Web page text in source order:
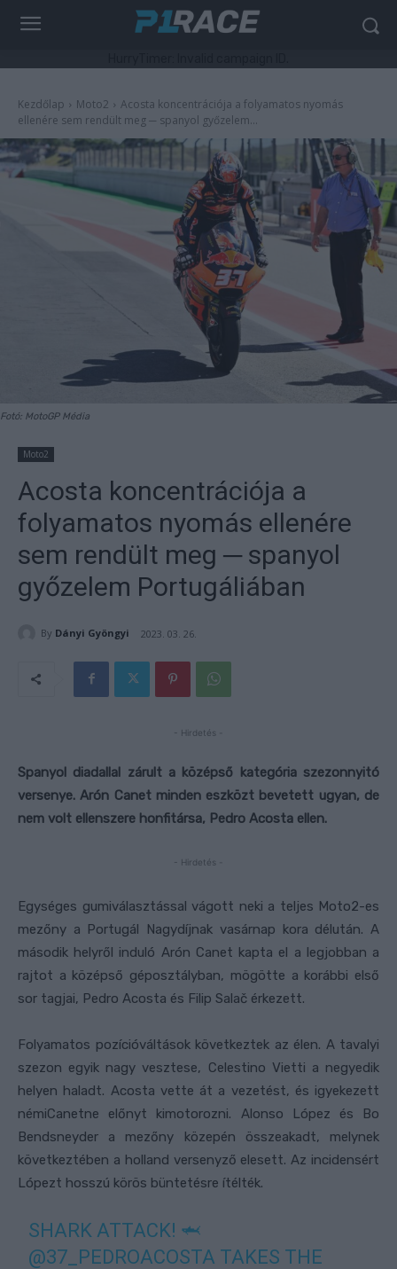
Kezdőlap Moto2
Acosta koncentrációja a folyamatos nyomás
ellenére sem rendült meg ─ spanyol győzelem...
Fotó: MotoGP Média
Moto2
Acosta koncentrációja a
folyamatos nyomás ellenére
sem rendült meg ─ spanyol
győzelem Portugáliában
By Dányi Gyöngyi 2023. 03. 26.
- Hirdetés -
Spanyol diadallal zárult a középső kategória szezonnyitó
versenye. Arón Canet minden eszközt bevetett ugyan, de
nem volt ellenszere honfitársa, Pedro Acosta ellen.
- Hirdetés -
Egységes gumiválasztással vágott neki a teljes Moto2-es
mezőny a Portugál Nagydíjnak vasárnap kora délután. A
második helyről induló Arón Canet kapta el a legjobban a
rajtot a középső géposztályban, mögötte a korábbi első
sor tagjai, Pedro Acosta és Filip Salač érkezett.
Folyamatos pozícióváltások következtek az élen. A tavalyi
szezon egyik nagy vesztese, Celestino Vietti a negyedik
helyen haladt. Acosta vette át a vezetést, és igyekezett
némiCanetne előnyt kimotorozni. Alonso López és Bo
Bendsneyder a mezőny közepén összeakadt, melynek
következtében a holland versenyző elesett. Az incidensért
Lópezt hosszú körös büntetésre ítélték.
SHARK ATTACK! 🦈
@37_PEDROACOSTA TAKES THE